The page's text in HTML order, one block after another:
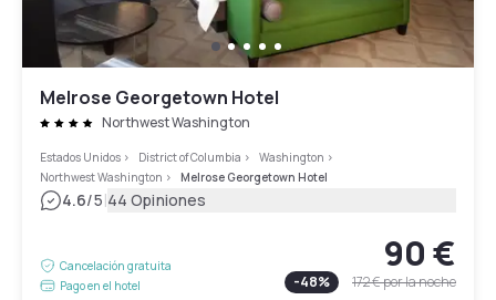
Melrose Georgetown Hotel
Northwest Washington
Estados Unidos > District of Columbia > Washington >
Northwest Washington > Melrose Georgetown Hotel
4.6/5|44 Opiniones
Cancelación gratuita
Pago en el hotel
90 €
-48% 172 €por la noche